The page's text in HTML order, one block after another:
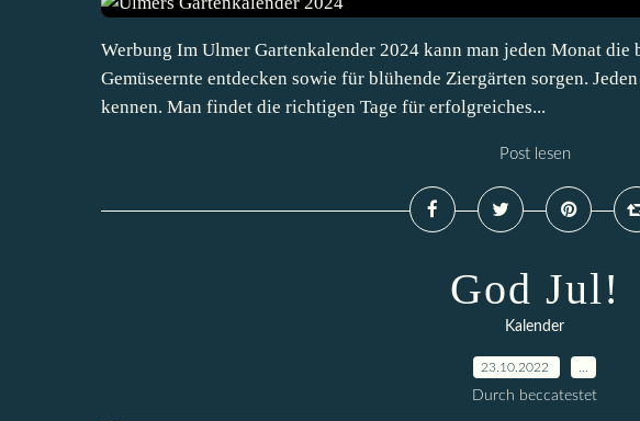
Werbung Im Ulmer Gartenkalender 2024 kann man jeden Monat die
Gemüseernte entdecken sowie für blühende Ziergärten sorgen.
kennen. Man findet die richtigen Tage für erfolgreiches...
Post lesen
God Jul!
Kalender
23.10.2022
Durch beccatestet